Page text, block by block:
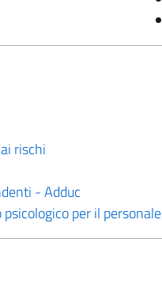
rischi
- Adduc
per il personale